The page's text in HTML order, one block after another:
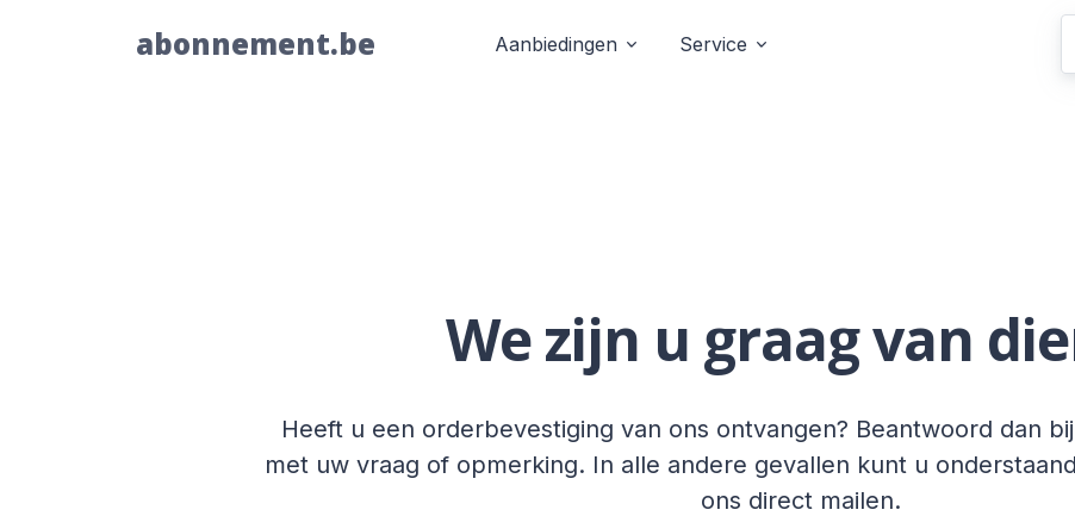
abonnement.be Aanbiedingen Service
We zijn u graag van
Heeft u een orderbevestiging van ons ontvangen? Beantwoord dan
met uw vraag of opmerking. In alle andere gevallen kunt u
ons direct mailen.